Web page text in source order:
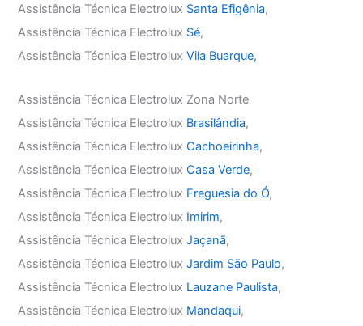
Assistência Técnica Electrolux Santa Efigênia,
Assistência Técnica Electrolux Sé,
Assistência Técnica ElectroluxVila Buarque,
Assistência Técnica Electrolux Zona Norte
Assistência Técnica Electrolux Brasilândia,
Assistência Técnica ElectroluxCachoeirinha,
Assistência Técnica ElectroluxCasa Verde,
Assistência Técnica Electrolux Freguesia do Ó,
Assistência Técnica Electrolux Imirim,
Assistência Técnica ElectroluxJaçanã,
Assistência Técnica ElectroluxJardim São Paulo,
Assistência Técnica Electrolux Lauzane Paulista,
Assistência Técnica Electrolux Mandaqui,